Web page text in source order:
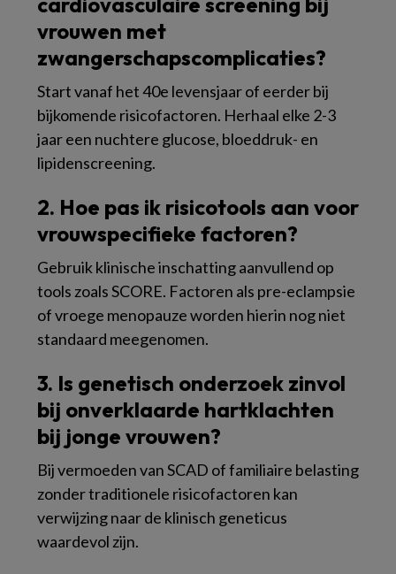
vrouwen met
zwangerschapscomplicaties?
Start vanaf het 40e levensjaar of eerder bij
bijkomende risicofactoren. Herhaal elke 2-3
jaar een nuchtere glucose, bloeddruk- en
lipidenscreening.
2. Hoe pas ik risicotools aan voor
vrouwspecifieke factoren?
Gebruik klinische inschatting aanvullend op
tools zoals SCORE. Factoren als pre-eclampsie
of vroege menopauze worden hierin nog niet
standaard meegenomen.
3. Is genetisch onderzoek zinvol
bij onverklaarde hartklachten
bij jonge vrouwen?
Bij vermoeden van SCAD of familiaire belasting
zonder traditionele risicofactoren kan
verwijzing naar de klinisch geneticus
waardevol zijn.